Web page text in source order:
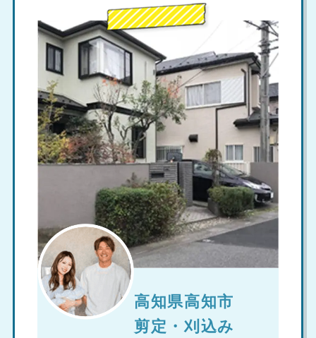
高知県高知市
剪定・刈込み